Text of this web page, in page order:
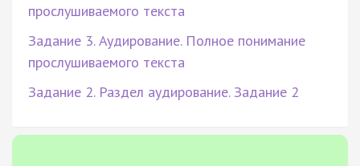
прослушиваемого текста
Задание 3. Аудирование. Полное понимание
прослушиваемого текста
Задание 2. Раздел аудирование. Задание 2